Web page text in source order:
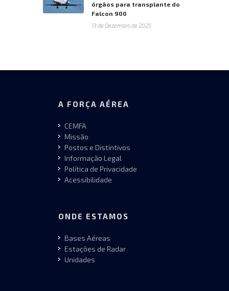
órgãos para transplante do
Falcon 900
13 de Dezembro de 2025
A FORÇA AÉREA
CEMFA
Missão
Postos e Distintivos
Informação Legal
Política de Privacidade
Acessibilidade
ONDE ESTAMOS
Bases Aéreas
Estações de Radar
Unidades